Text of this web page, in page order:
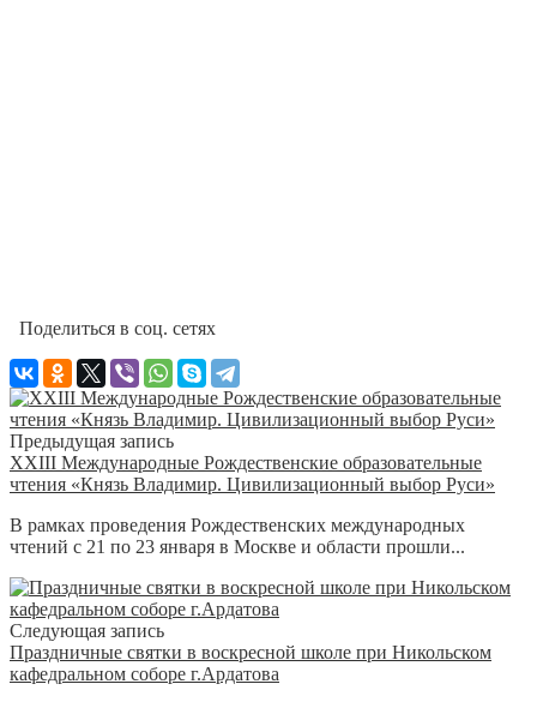
Поделиться в соц. сетях
Предыдущая запись
XXIII Международные Рождественские образовательные
чтения «Князь Владимир. Цивилизационный выбор Руси»
В рамках проведения Рождественских международных
чтений с 21 по 23 января в Москве и области прошли...
Следующая запись
Праздничные святки в воскресной школе при Никольском
кафедральном соборе г.Ардатова